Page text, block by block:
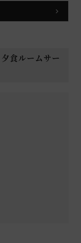
食ルームサー